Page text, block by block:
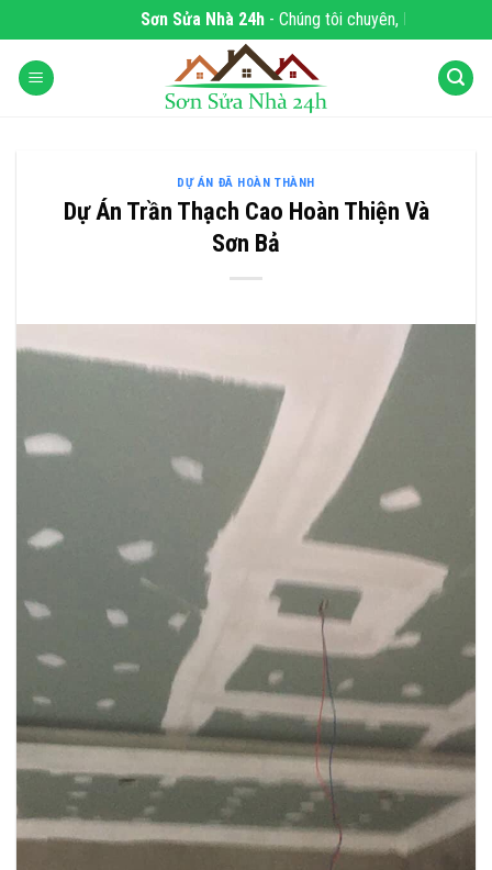
to
content
Sơn Sửa Nhà 24h- Chúng tôi chuyên, DỊCH VỤ SƠN
DỰ ÁN ĐÃ HOÀN THÀNH
Dự Án Trần Thạch Cao Hoàn Thiện Và
Sơn Bả